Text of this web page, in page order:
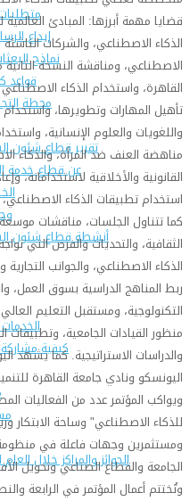
إيداع
نماذج
قواعد
محطة
تقرير قطاع شئون
عن قطاع خدمة
أنشطة قطاع شئون
كيفية
الجوائز والمراكز خلال العام
قضايا مهمة أبرزها: المبادئ
الذكاء الاصطناعي، والشركات الناشئة
الاصطناعي، ومناقشة النسخة
القاهرة، واستخدام الذكاء
تأهيل المهارات وتطويرها،
واللغويات والعلوم الإنسانية،
مناهضة العنف ضد المرأة، والذكاء
القانونية والأخلاقية لاستخداماته،
استخدام تطبيقات الذكاء
كما تتناول الجلسات، مناقشات
الثقافية، والتحديات والفرص التي
الذكاء الاصطناعي، والجوانب التجارية
ربط المناهج الدراسية بسوق العمل،
التكنولوجية، ومستقبل التعليم
منظور القيادات الجامعية،
والدراسات الاستراتيجية. كما يشهد
اليونسكو ونادي جامعة القاهرة
ويواكب المؤتمر عدد من الفعاليات
للذكاء الاصطناعي" وساحة الابتكار
ومستثمرين وجهات فاعلة في منظومة
الجامعة والقطاع الصناعي وتحويل